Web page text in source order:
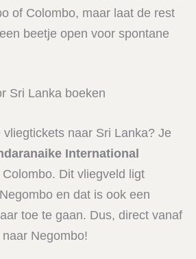
of Colombo, maar laat de rest
beetje open voor spontane
Sri Lanka boeken
naar Sri Lanka? Je
International
Colombo. Dit vliegveld ligt
en dat is ook een
toe te gaan. Dus, direct vanaf
Negombo!